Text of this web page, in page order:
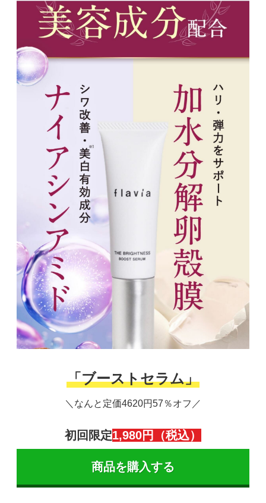
「ブーストセラム」
＼なんと定価4620円57％オフ／
初回限定1,980円（税込）
商品を購入する